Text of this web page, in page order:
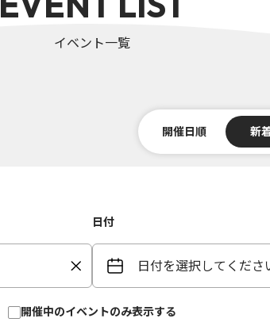
イベント一覧
開催日順 新
日付
日付を選択してくださ
開催中のイベントのみ表示する